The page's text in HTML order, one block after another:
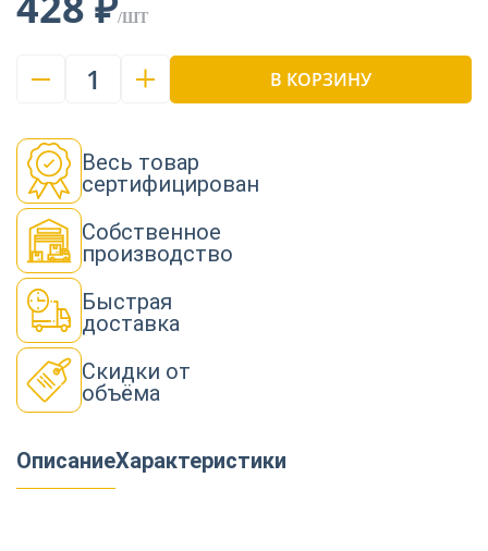
/ШТ
1 В КОРЗИНУ
Весь товар
сертифицирован
Собственное
производство
Быстрая
доставка
Скидки от
объёма
ОписаниеХарактеристики